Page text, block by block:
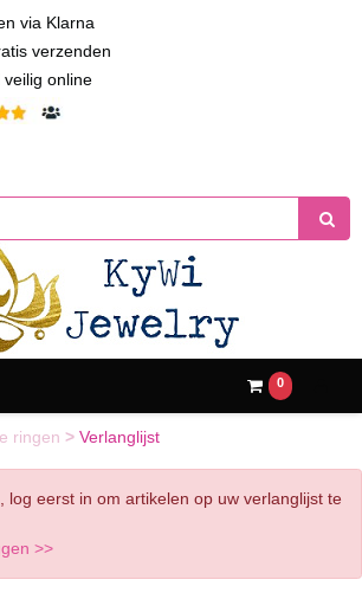
via Klarna
verzenden
online
0
ringen > Verlanglijst
log eerst in om artikelen op uw verlanglijst te
>>